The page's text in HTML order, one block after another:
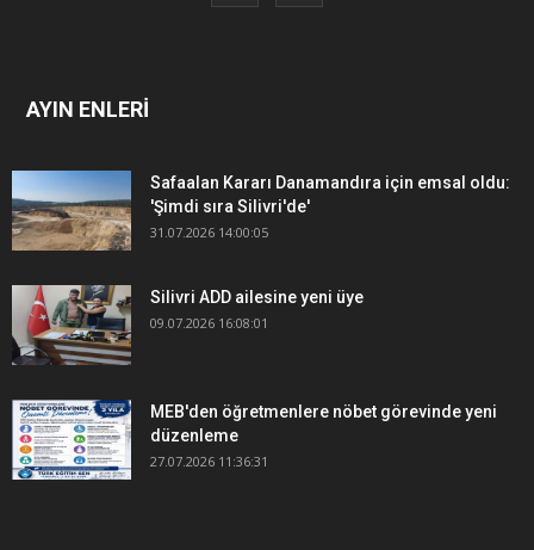
AYIN ENLERİ
Safaalan Kararı Danamandıra için emsal oldu:
'Şimdi sıra Silivri'de'
31.07.2026 14:00:05
Silivri ADD ailesine yeni üye
09.07.2026 16:08:01
MEB'den öğretmenlere nöbet görevinde yeni
düzenleme
27.07.2026 11:36:31